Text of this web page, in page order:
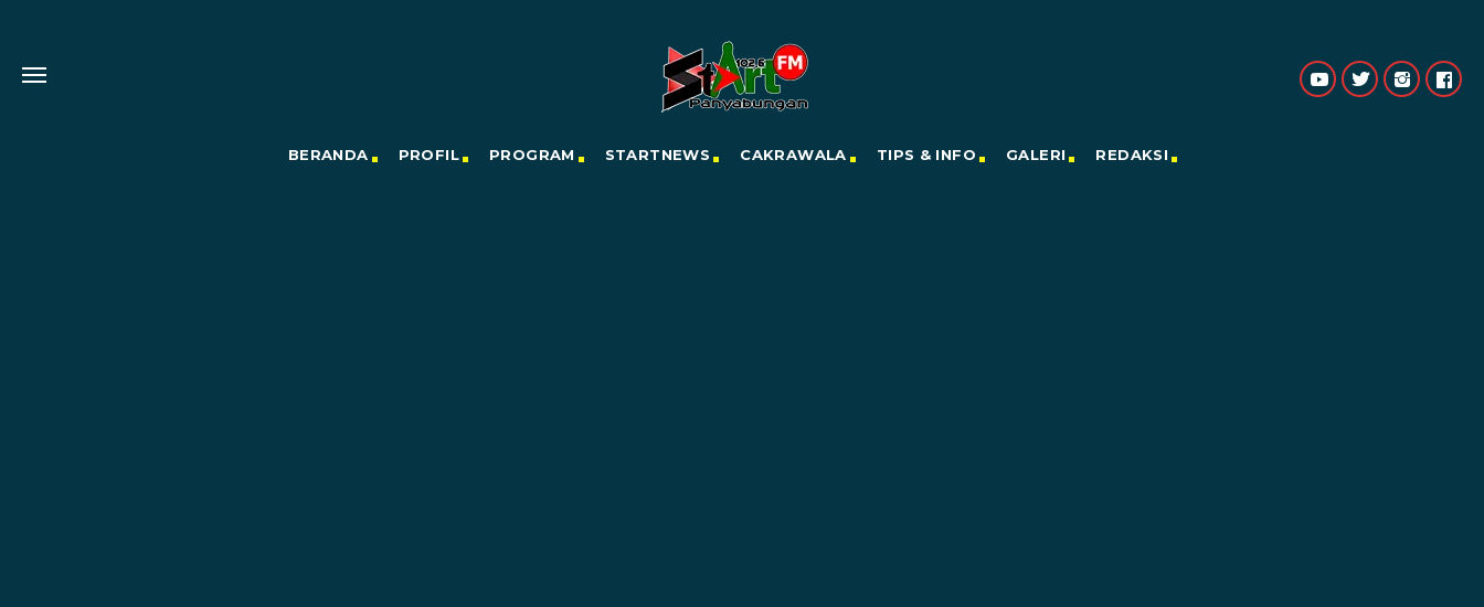
BERANDA PROFIL PROGRAM STARTNEWS CAKRAWALA TIPS & INFO GALERI REDAKSI